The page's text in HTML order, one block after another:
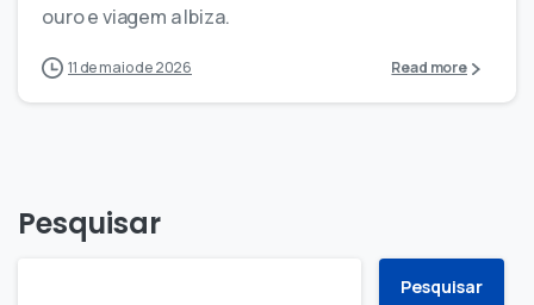
ouro e viagem a Ibiza.
11 de maio de 2026 Read more
Pesquisar
Pesquisar